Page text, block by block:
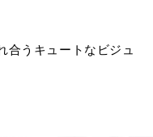
合うキュートなビジュ